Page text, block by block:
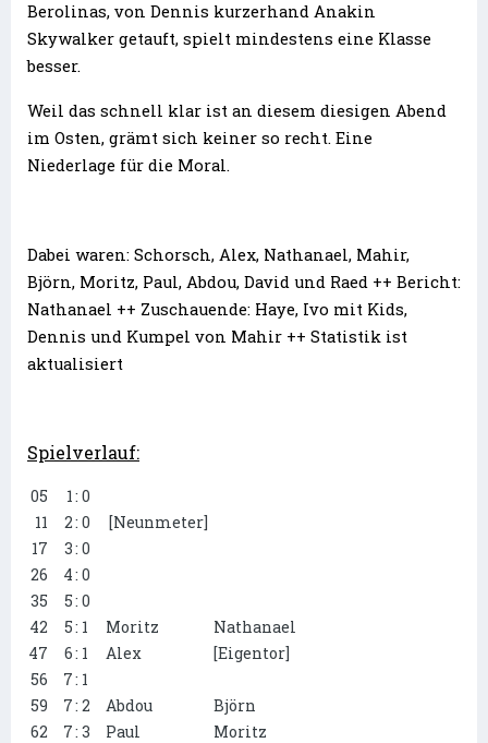
Berolinas, von Dennis kurzerhand Anakin
Skywalker getauft, spielt mindestens eine Klasse
besser.
Weil das schnell klar ist an diesem diesigen Abend
im Osten, grämt sich keiner so recht. Eine
Niederlage für die Moral.
Dabei waren: Schorsch, Alex, Nathanael, Mahir,
Björn, Moritz, Paul, Abdou, David und Raed ++ Bericht:
Nathanael ++ Zuschauende: Haye, Ivo mit Kids,
Dennis und Kumpel von Mahir ++ Statistik ist
aktualisiert
Spielverlauf:
05 1: 0
11
2: 0
[Neunmeter]
17
3: 0
26
4: 0
35
5: 0
42
5: 1 Moritz
Nathanael
47
6: 1 Alex
[Eigentor]
56
7: 1
59
7: 2 Abdou
Björn
62
7: 3 Paul
Moritz